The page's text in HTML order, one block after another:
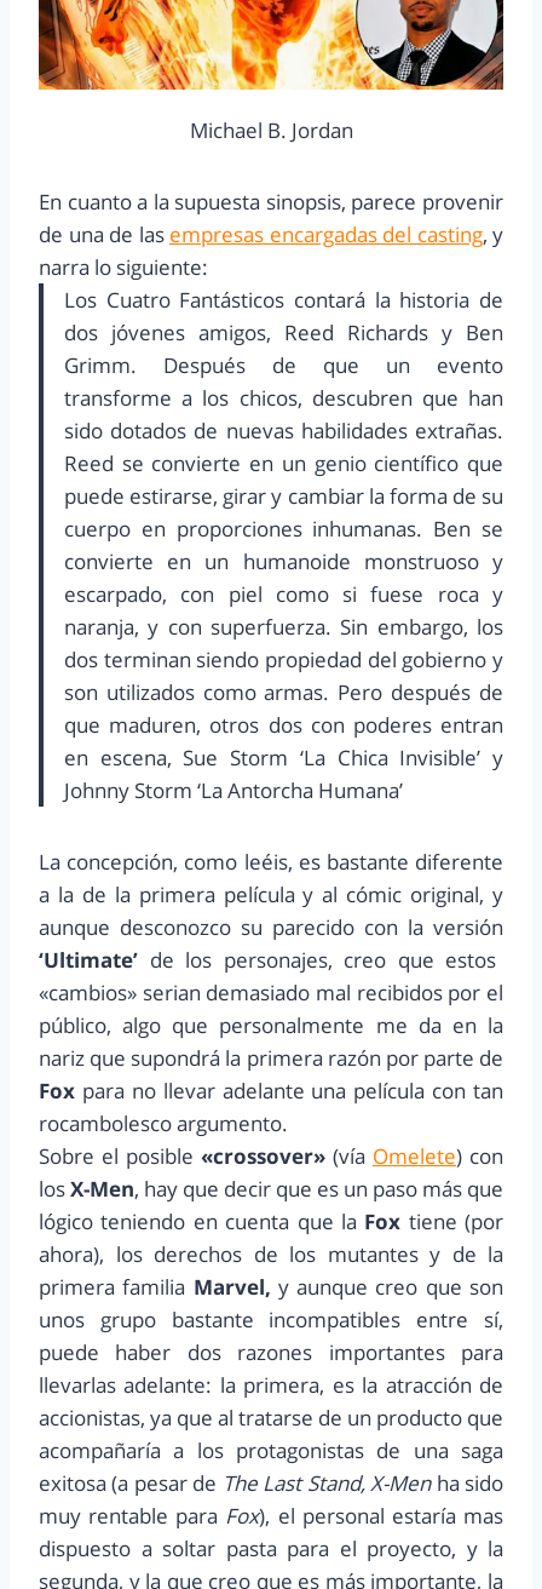
Michael B. Jordan
En cuanto a la supuesta sinopsis, parece provenir
de una de las empresas encargadas del casting, y
narra lo siguiente:
Los Cuatro Fantásticos contará la historia de
dos jóvenes amigos, Reed Richards y Ben
Grimm. Después de que un evento
transforme a los chicos, descubren que han
sido dotados de nuevas habilidades extrañas.
Reed se convierte en un genio científico que
puede estirarse, girar y cambiar la forma de su
cuerpo en proporciones inhumanas. Ben se
convierte en un humanoide monstruoso y
escarpado, con piel como si fuese roca y
naranja, y con superfuerza. Sin embargo, los
dos terminan siendo propiedad del gobierno y
son utilizados como armas. Pero después de
que maduren, otros dos con poderes entran
en escena, Sue Storm ‘La Chica Invisible’ y
Johnny Storm ‘La Antorcha Humana’
La concepción, como leéis, es bastante diferente
a la de la primera película y al cómic original, y
aunque desconozco su parecido con la versión
‘Ultimate’ de los personajes, creo que estos
«cambios» serian demasiado mal recibidos por el
público, algo que personalmente me da en la
nariz que supondrá la primera razón por parte de
Fox para no llevar adelante una película con tan
rocambolesco argumento.
Sobre el posible «crossover» (vía Omelete) con
losX-Men, hay que decir que es un paso más que
lógico teniendo en cuenta que la Fox tiene (por
ahora), los derechos de los mutantes y de la
primera familia Marvel, y aunque creo que son
unos grupo bastante incompatibles entre sí,
puede haber dos razones importantes para
llevarlas adelante: la primera, es la atracción de
accionistas, ya que al tratarse de un producto que
acompañaría a los protagonistas de una saga
exitosa (a pesar de The Last Stand, X-Menha sido
muy rentable para Fox), el personal estaría mas
dispuesto a soltar pasta para el proyecto, y la
segunda, y la que creo que es más importante, la